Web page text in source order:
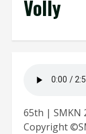
Volly
65th | SMKN
Copyright